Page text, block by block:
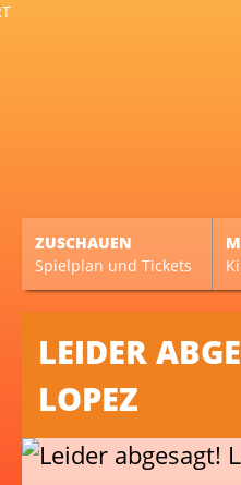
ZUSCHAUEN
Spielplan und Tickets
LEIDER
LOPEZ